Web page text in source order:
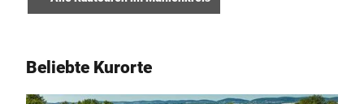
Beliebte Kurorte